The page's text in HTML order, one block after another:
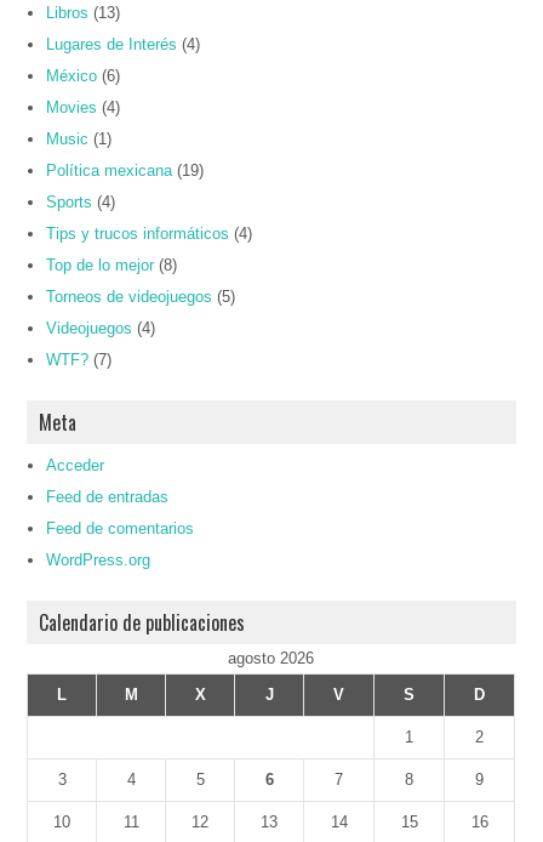
Libros (13)
Lugares de Interés (4)
México (6)
Movies (4)
Music (1)
Política mexicana (19)
Sports (4)
Tips y trucos informáticos (4)
Top de lo mejor (8)
Torneos de videojuegos (5)
Videojuegos (4)
WTF? (7)
Meta
Acceder
Feed de entradas
Feed de comentarios
WordPress.org
Calendario de publicaciones
agosto 2026
L
M X J V S D
1 2
3 4 5 6 7 8 9
10 11 12 13 14 15 16